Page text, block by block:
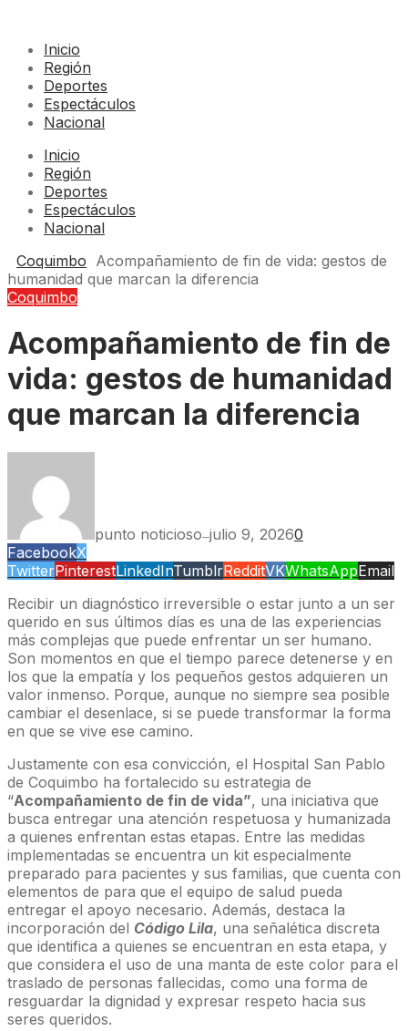
Inicio
Región
Deportes
Espectáculos
Nacional
Inicio
Región
Deportes
Espectáculos
Nacional
Coquimbo Acompañamiento de fin de vida: gestos de
humanidad que marcan la diferencia
Coquimbo
Acompañamiento de fin de
vida: gestos de humanidad
que marcan la diferencia
punto noticioso—julio 9, 20260
FacebookX
TwitterPinterestLinkedInTumblrRedditVKWhatsAppEmail
Recibir un diagnóstico irreversible o estar junto a un ser
querido en sus últimos días es una de las experiencias
más complejas que puede enfrentar un ser humano.
Son momentos en que el tiempo parece detenerse y en
los que la empatía y los pequeños gestos adquieren un
valor inmenso. Porque, aunque no siempre sea posible
cambiar el desenlace, si se puede transformar la forma
en que se vive ese camino.
Justamente con esa convicción, el Hospital San Pablo
de Coquimbo ha fortalecido su estrategia de
“Acompañamiento de fin de vida”, una iniciativa que
busca entregar una atención respetuosa y humanizada
a quienes enfrentan estas etapas. Entre las medidas
implementadas se encuentra un kit especialmente
preparado para pacientes y sus familias, que cuenta con
elementos de para que el equipo de salud pueda
entregar el apoyo necesario. Además, destaca la
incorporación del Código Lila, una señalética discreta
que identifica a quienes se encuentran en esta etapa, y
que considera el uso de una manta de este color para el
traslado de personas fallecidas, como una forma de
resguardar la dignidad y expresar respeto hacia sus
seres queridos.